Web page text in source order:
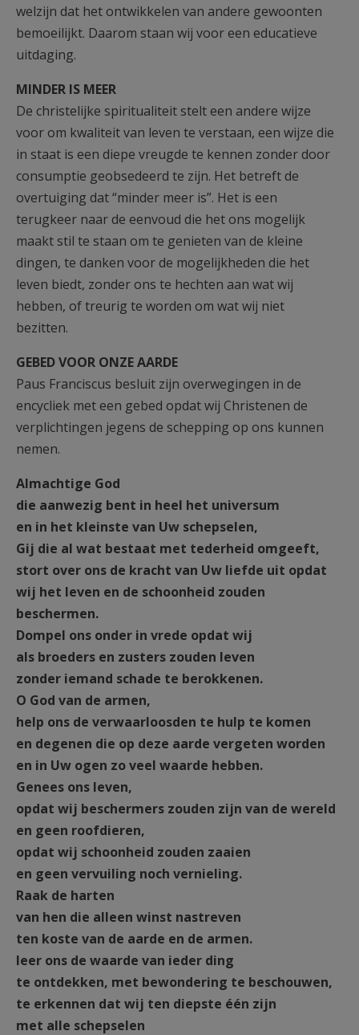
welzijn dat het ontwikkelen van andere gewoonten
bemoeilijkt. Daarom staan wij voor een educatieve
uitdaging.
MINDER IS MEER
De christelijke spiritualiteit stelt een andere wijze
voor om kwaliteit van leven te verstaan, een wijze die
in staat is een diepe vreugde te kennen zonder door
consumptie geobsedeerd te zijn. Het betreft de
overtuiging dat “minder meer is”. Het is een
terugkeer naar de eenvoud die het ons mogelijk
maakt stil te staan om te genieten van de kleine
dingen, te danken voor de mogelijkheden die het
leven biedt, zonder ons te hechten aan wat wij
hebben, of treurig te worden om wat wij niet
bezitten.
GEBED VOOR ONZE AARDE
Paus Franciscus besluit zijn overwegingen in de
encycliek met een gebed opdat wij Christenen de
verplichtingen jegens de schepping op ons kunnen
nemen.
Almachtige God
die aanwezig bent in heel het universum
en in het kleinste van Uw schepselen,
Gij die al wat bestaat met tederheid omgeeft,
stort over ons de kracht van Uw liefde uit opdat
wij het leven en de schoonheid zouden
beschermen.
Dompel ons onder in vrede opdat wij
als broeders en zusters zouden leven
zonder iemand schade te berokkenen.
O God van de armen,
help ons de verwaarloosden te hulp te komen
en degenen die op deze aarde vergeten worden
en in Uw ogen zo veel waarde hebben.
Genees ons leven,
opdat wij beschermers zouden zijn van de wereld
en geen roofdieren,
opdat wij schoonheid zouden zaaien
en geen vervuiling noch vernieling.
Raak de harten
van hen die alleen winst nastreven
ten koste van de aarde en de armen.
leer ons de waarde van ieder ding
te ontdekken, met bewondering te beschouwen,
te erkennen dat wij ten diepste één zijn
met alle schepselen